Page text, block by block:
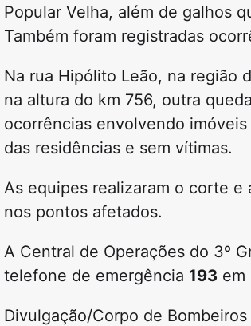
Popular Velha, além de galhos
Também foram registradas
Na rua Hipólito Leão, na região
na altura do km 756, outra
ocorrências envolvendo
das residências e sem vítimas.
As equipes realizaram o corte
nos pontos afetados.
A Central de Operações do 3º
telefone de emergência 193 em
Divulgação/Corpo de